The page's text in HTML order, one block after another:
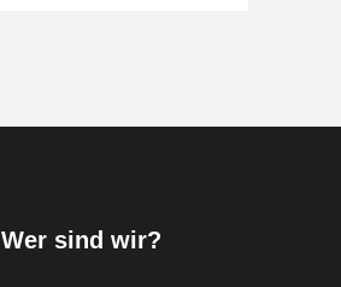
Wer sind wir?